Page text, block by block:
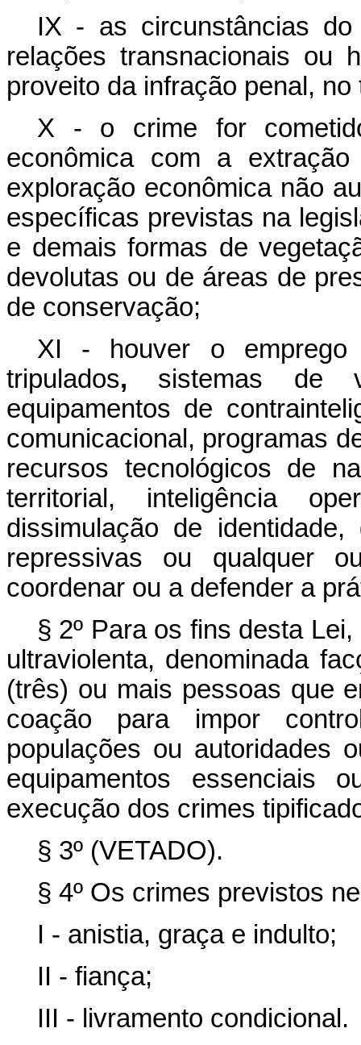
IX - as circunstâncias
relações transnacionais ou
proveito da infração penal,
X - o crime for
econômica com a
exploração econômica não
específicas previstas na
e demais formas de
devolutas ou de áreas de
de conservação;
XI - houver o emprego
tripulados, sistemas de
equipamentos de
comunicacional, programas
recursos tecnológicos de
territorial, inteligência
dissimulação de identidade,
repressivas ou qualquer
coordenar ou a defender a
§ 2º Para os fins desta
ultraviolenta, denominada
(três) ou mais pessoas que
coação para impor
populações ou autoridades
equipamentos essenciais
execução dos crimes
§ 3º (VETADO).
§ 4º Os crimes previstos
I - anistia, graça e indulto;
II - fiança;
III - livramento condicional.